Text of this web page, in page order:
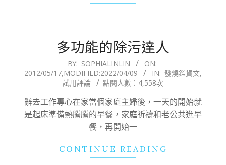
多功能的除污達人
05-
BY: SOPHIALINLIN
ON:
2012/05/17,MODIFIED:2022/04/09 IN: 發燒鑑貨文,
試用評論
點閱人數：4,558次
辭去工作專心在家當個家庭主婦後，一天的開始就
是起床準備熱騰騰的早餐，家庭祈禱和老公共進早
餐，再開始一
CONTINUE READING